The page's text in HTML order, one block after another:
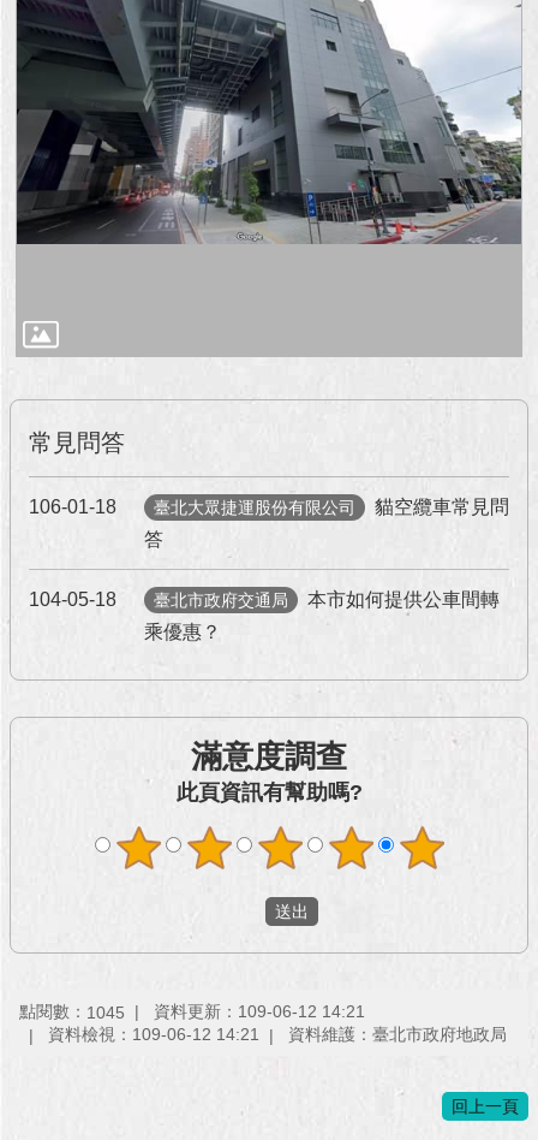
常見問答
106-01-18 臺北大眾捷運股份有限公司
貓空纜車常見問
答
104-05-18 臺北市政府交通局
本市如何提供公車間轉
乘優惠？
滿意度調查
此頁資訊有幫助嗎?
點閱數： 1045
資料更新：109-06-12 14:21
資料檢視：109-06-12 14:21
資料維護：臺北市政府地政局
回上一頁